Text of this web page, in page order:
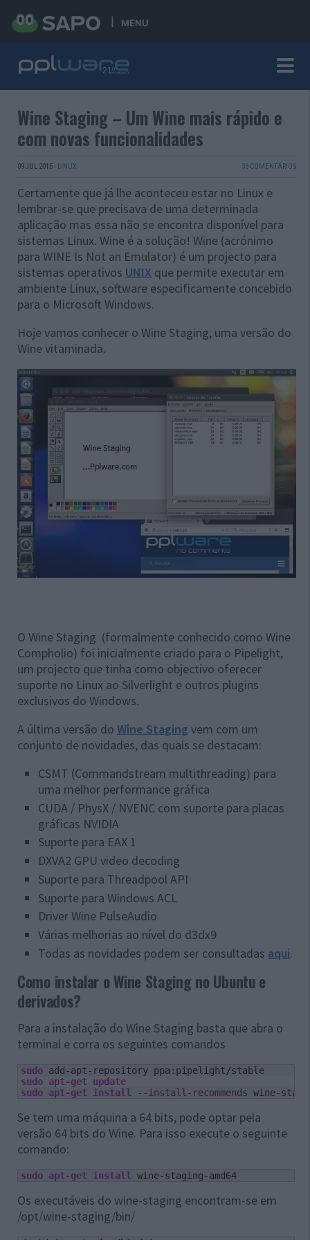
MENU
Wine Staging – Um Wine mais rápido e
com novas funcionalidades
09 JUL 2015 · LINUX 33 COMENTÁRIOS
Certamente que já lhe aconteceu estar no Linux e
lembrar-se que precisava de uma determinada
aplicação mas essa não se encontra disponível para
sistemas Linux. Wine é a solução! Wine (acrónimo
para WINE Is Not an Emulator) é um projecto para
sistemas operativos UNIX que permite executar em
ambiente Linux, software especificamente concebido
para o Microsoft Windows.
Hoje vamos conhecer o Wine Staging, uma versão do
Wine vitaminada.
O Wine Staging (formalmente conhecido como Wine
Compholio) foi inicialmente criado para o Pipelight,
um projecto que tinha como objectivo oferecer
suporte no Linux ao Silverlight e outros plugins
exclusivos do Windows.
A última versão do Wine Staging vem com um
conjunto de novidades, das quais se destacam:
CSMT (Commandstream multithreading) para
uma melhor performance gráfica
CUDA / PhysX / NVENC com suporte para placas
gráficas NVIDIA
Suporte para EAX 1
DXVA2 GPU video decoding
Suporte para Threadpool API
Suporte para Windows ACL
Driver Wine PulseAudio
Várias melhorias ao nível do d3dx9
Todas as novidades podem ser consultadas aqui.
Como instalar o Wine Staging no Ubuntu e
derivados?
Para a instalação do Wine Staging basta que abra o
terminal e corra os seguintes comandos
sudo add-apt-repository ppa:pipelight/
sudo apt-get update
sudo apt-get install --install-recommends wine-
Se tem uma máquina a 64 bits, pode optar pela
versão 64 bits do Wine. Para isso execute o seguinte
comando:
sudo apt-get install wine-staging-amd64
Os executáveis do wine-staging encontram-se em
/opt/wine-staging/bin/